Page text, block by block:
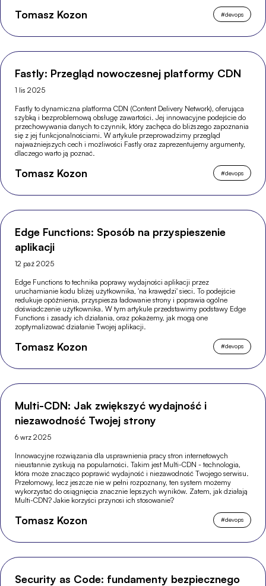
Tomasz Kozon #devops
Fastly: Przegląd nowoczesnej platformy CDN
1 lis 2025
Fastly to dynamiczna platforma CDN (Content Delivery Network), oferująca
szybką i bezproblemową obsługę zawartości. Jej innowacyjne podejście do
przechowywania danych to czynnik, który zachęca do bliższego zapoznania
się z jej funkcjonalnościami. W artykule przeprowadzimy przegląd
najważniejszych cech i możliwości Fastly oraz zaprezentujemy argumenty,
dlaczego warto ją poznać.
Tomasz Kozon #devops
Edge Functions: Sposób na przyspieszenie
aplikacji
12 paź 2025
Edge Functions to technika poprawy wydajności aplikacji przez
uruchamianie kodu bliżej użytkownika, 'na krawędzi' sieci. To podejście
redukuje opóźnienia, przyspiesza ładowanie strony i poprawia ogólne
doświadczenie użytkownika. W tym artykule przedstawimy podstawy Edge
Functions i zasady ich działania, oraz pokażemy, jak mogą one
zoptymalizować działanie Twojej aplikacji.
Tomasz Kozon #devops
Multi-CDN: Jak zwiększyć wydajność i
niezawodność Twojej strony
6 wrz 2025
Innowacyjne rozwiązania dla usprawnienia pracy stron internetowych
nieustannie zyskują na popularności. Takim jest Multi-CDN - technologia,
która może znacząco poprawić wydajność i niezawodność Twojego serwisu.
Przełomowy, lecz jeszcze nie w pełni rozpoznany, ten system możemy
wykorzystać do osiągnięcia znacznie lepszych wyników. Zatem, jak działają
Multi-CDN? Jakie korzyści przynosi ich stosowanie?
Tomasz Kozon #devops
Security as Code: fundamenty bezpiecznego